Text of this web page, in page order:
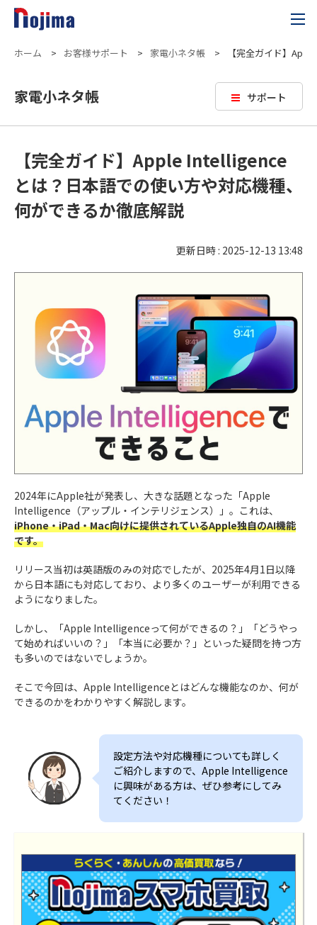
ホーム > お客様サポート > 家電小ネタ帳 > 【完全ガイド】
サポート
家電小ネタ帳
【完全ガイド】Apple Intelligence
とは？日本語での使い方や対応機種、
何ができるか徹底解説
更新日時 : 2025-12-13 13:48
2024年にApple社が発表し、大きな話題となった「Apple
Intelligence（アップル・インテリジェンス）」。これは、
iPhone・iPad・Mac向けに提供されているApple独自のAI機能
です。
リリース当初は英語版のみの対応でしたが、2025年4月1日以降
から日本語にも対応しており、より多くのユーザーが利用できる
ようになりました。
しかし、「Apple Intelligenceって何ができるの？」「どうやっ
て始めればいいの？」「本当に必要か？」といった疑問を持つ方
も多いのではないでしょうか。
そこで今回は、Apple Intelligenceとはどんな機能なのか、何が
できるのかをわかりやすく解説します。
設定方法や対応機種についても詳しく
ご紹介しますので、Apple Intelligence
に興味がある方は、ぜひ参考にしてみ
てください！